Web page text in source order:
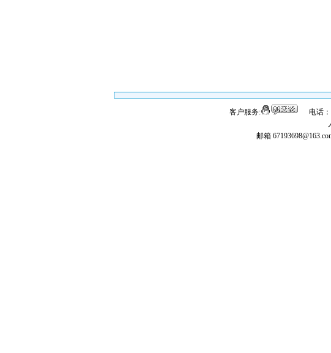
客户服务:
电话：
邮箱